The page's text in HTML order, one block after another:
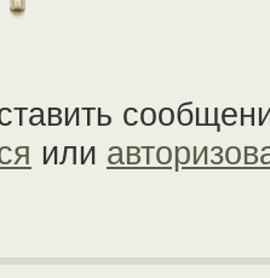
или